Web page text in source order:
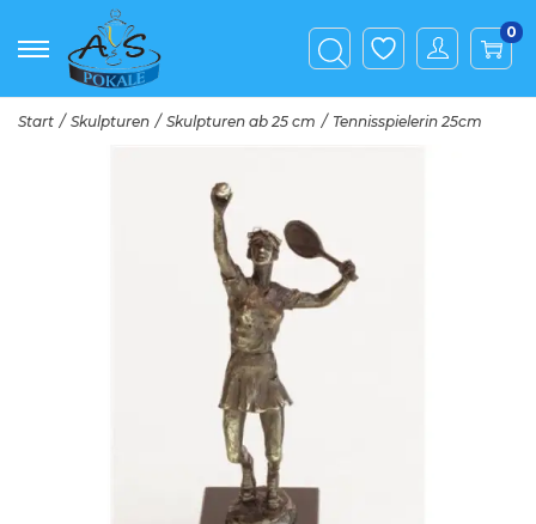
0
Start / Skulpturen / Skulpturen ab 25 cm / Tennisspielerin 25cm